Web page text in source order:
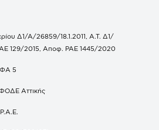
Δ1/Α/26859/18.1.2011, Α.Τ. Δ1/
129/2015, Αποφ. ΡΑΕ 1445/2020
5
Αττικής